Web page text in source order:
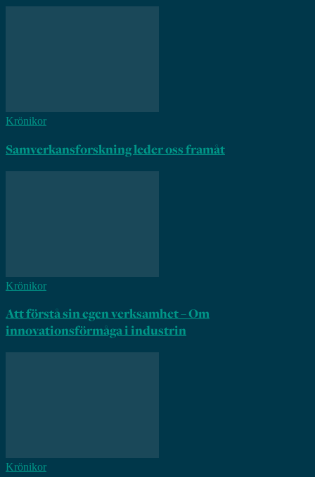
Krönikor
Samverkansforskning leder oss framåt
Krönikor
Att förstå sin egen verksamhet – Om
innovationsförmåga i industrin
Krönikor